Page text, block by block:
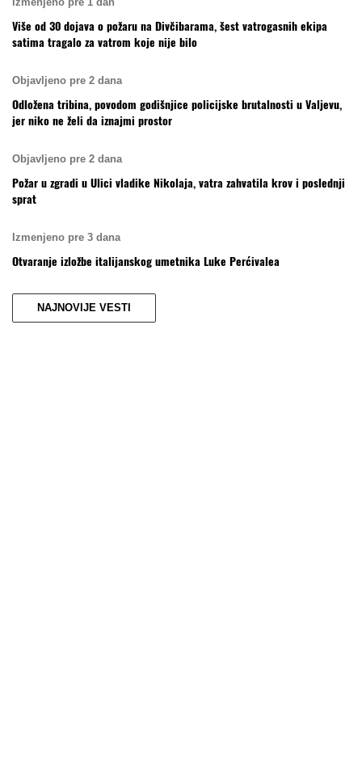
Izmenjeno pre 1 dan
Više od 30 dojava o požaru na Divčibarama, šest vatrogasnih ekipa
satima tragalo za vatrom koje nije bilo
Objavljeno pre 2 dana
Odložena tribina, povodom godišnjice policijske brutalnosti u Valjevu,
jer niko ne želi da iznajmi prostor
Objavljeno pre 2 dana
Požar u zgradi u Ulici vladike Nikolaja, vatra zahvatila krov i poslednji
sprat
Izmenjeno pre 3 dana
Otvaranje izložbe italijanskog umetnika Luke Perćivalea
NAJNOVIJE VESTI